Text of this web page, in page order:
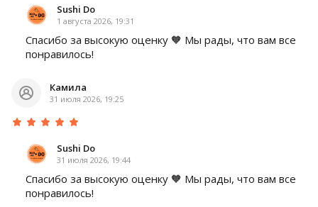
Sushi Do
1 августа 2026, 19:31
Спасибо за высокую оценку 🧡 Мы рады, что вам все
понравилось!
Камила
31 июля 2026, 19:25
Sushi Do
31 июля 2026, 19:44
Спасибо за высокую оценку 🧡 Мы рады, что вам все
понравилось!